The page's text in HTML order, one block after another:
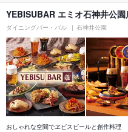
YEBISUBAR エミオ石神井公園
ダイニングバー・バル 石神井公園
おしゃれな空間でヱビスビールと創作料理